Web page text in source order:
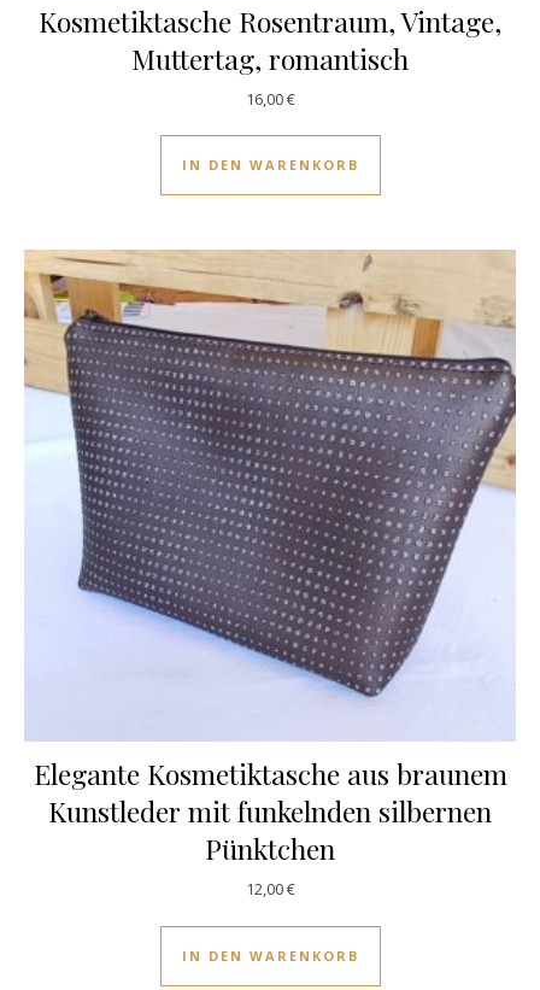
Kosmetiktasche Rosentraum, Vintage,
Muttertag, romantisch
16,00€
IN DEN WARENKORB
Elegante Kosmetiktasche aus braunem
Kunstleder mit funkelnden silbernen
Pünktchen
12,00€
IN DEN WARENKORB